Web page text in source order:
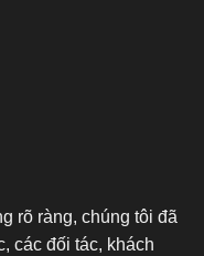
rõ ràng, chúng tôi đã
các đối tác, khách